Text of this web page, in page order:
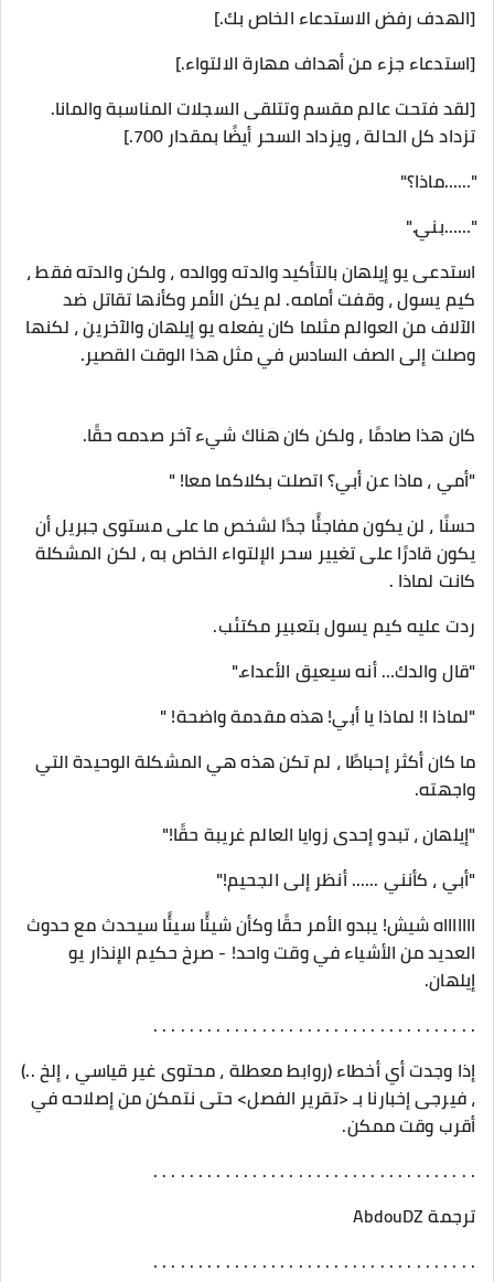
[الهدف رفض الاستدعاء الخاص بك.]
[استدعاء جزء من أهداف مهارة الالتواء.]
[لقد فتحت عالم مقسم وتتلقى السجلات المناسبة والمانا.
تزداد كل الحالة ، ويزداد السحر أيضًا بمقدار 700.]
"……ماذا؟"
"……بني."
استدعى يو إيلهان بالتأكيد والدته ووالده ، ولكن والدته فقط ،
كيم يسول ، وقفت أمامه. لم يكن الأمر وكأنها تقاتل ضد
الآلاف من العوالم مثلما كان يفعله يو إيلهان والآخرين ، لكنها
وصلت إلى الصف السادس في مثل هذا الوقت القصير.
كان هذا صادمًا ، ولكن كان هناك شيء آخر صدمه حقًا.
"أمي ، ماذا عن أبي؟ اتصلت بكلاكما معا! "
حسنًا ، لن يكون مفاجئًا جدًا لشخص ما على مستوى جبريل أن
يكون قادرًا على تغيير سحر الإلتواء الخاص به ، لكن المشكلة
كانت لماذا .
ردت عليه كيم يسول بتعبير مكتئب.
"قال والدك… أنه سيعيق الأعداء."
"لماذا ا! لماذا يا أبي! هذه مقدمة واضحة! "
ما كان أكثر إحباطًا ، لم تكن هذه هي المشكلة الوحيدة التي
واجهته.
"إيلهان ، تبدو إحدى زوايا العالم غريبة حقًا!"
"أبي ، كأنني ...... أنظر إلى الجحيم!"
اااااااه شيش! يبدو الأمر حقًا وكأن شيئًا سيئًا سيحدث مع حدوث
العديد من الأشياء في وقت واحد! - صرخ حكيم الإنذار يو
إيلهان.
. . . . . . . . . . . . . . . . . . . . . . . . . . . . . . . . . . . .
إذا وجدت أي أخطاء (روابط معطلة ، محتوى غير قياسي ، إلخ ..)
، فيرجى إخبارنا بـ <تقرير الفصل> حتى نتمكن من إصلاحه في
أقرب وقت ممكن.
. . . . . . . . . . . . . . . . . . . . . . . . . . . . . . . . . . . .
ترجمة AbdouDZ
. . . . . . . . . . . . . . . . . . . . . . . . . . . . . . . . . . . .